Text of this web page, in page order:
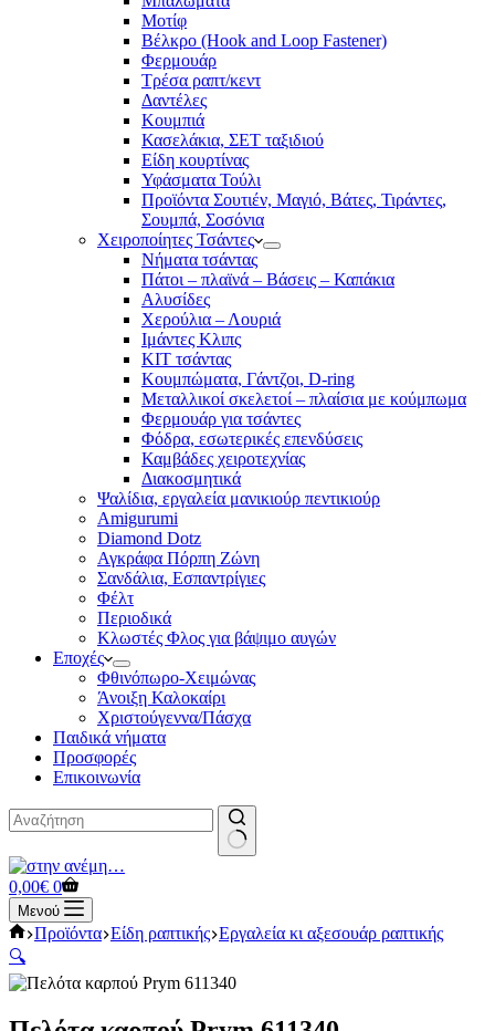
Mοτίφ
Βέλκρο (Hook and Loop Fastener)
Φερμουάρ
Τρέσα ραπτ/κεντ
Δαντέλες
Κουμπιά
Κασελάκια, ΣΕΤ ταξιδιού
Είδη κουρτίνας
Υφάσματα Τούλι
Προϊόντα Σουτιέν, Μαγιό, Βάτες, Τιράντες,
Σουμπά, Σοσόνια
Χειροποίητες Τσάντες
Νήματα τσάντας
Πάτοι – πλαϊνά – Βάσεις – Καπάκια
Αλυσίδες
Χερούλια – Λουριά
Ιμάντες Κλιπς
ΚΙΤ τσάντας
Κουμπώματα, Γάντζοι, D-ring
Μεταλλικοί σκελετοί – πλαίσια με κούμπωμα
Φερμουάρ για τσάντες
Φόδρα, εσωτερικές επενδύσεις
Καμβάδες χειροτεχνίας
Διακοσμητικά
Ψαλίδια, εργαλεία μανικιούρ πεντικιούρ
Amigurumi
Diamond Dotz
Αγκράφα Πόρπη Ζώνη
Σανδάλια, Εσπαντρίγιες
Φέλτ
Περιοδικά
Κλωστές Φλος για βάψιμο αυγών
Εποχές
Φθινόπωρο-Χειμώνας
Άνοιξη Καλοκαίρι
Χριστούγεννα/Πάσχα
Παιδικά νήματα
Προσφορές
Επικοινωνία
No
results
Καλάθι
Αγορών
0,00€ 0
Μενού
Αρχική
Προϊόντα Είδη ραπτικής Εργαλεία κι αξεσουάρ ραπτικής
🔍